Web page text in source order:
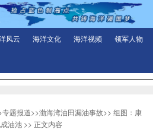
风云 海洋文化 海洋视频 领军人物
专题报道>>渤海湾油田漏油事故>> 组图：康
油池 >> 正文内容